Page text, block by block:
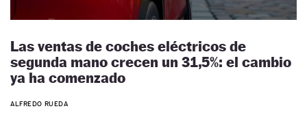
Las ventas de coches eléctricos de
segunda mano crecen un 31,5%: el cambio
ya ha comenzado
ALFREDO RUEDA